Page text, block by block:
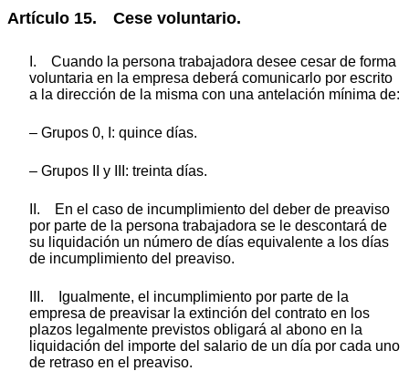
Artículo 15. Cese voluntario.
I. Cuando la persona trabajadora desee cesar de forma
voluntaria en la empresa deberá comunicarlo por escrito
a la dirección de la misma con una antelación mínima de:
– Grupos 0, I: quince días.
– Grupos II y III: treinta días.
II. En el caso de incumplimiento del deber de preaviso
por parte de la persona trabajadora se le descontará de
su liquidación un número de días equivalente a los días
de incumplimiento del preaviso.
III. Igualmente, el incumplimiento por parte de la
empresa de preavisar la extinción del contrato en los
plazos legalmente previstos obligará al abono en la
liquidación del importe del salario de un día por cada uno
de retraso en el preaviso.